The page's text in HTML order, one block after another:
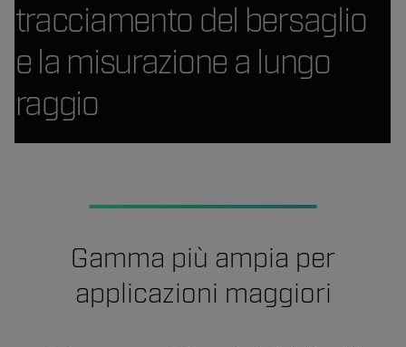
tracciamento del bersaglio
e la misurazione a lungo
raggio
Gamma più ampia per
applicazioni maggiori